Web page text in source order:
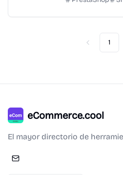
Previous
1
eCommerce.cool
El mayor directorio de